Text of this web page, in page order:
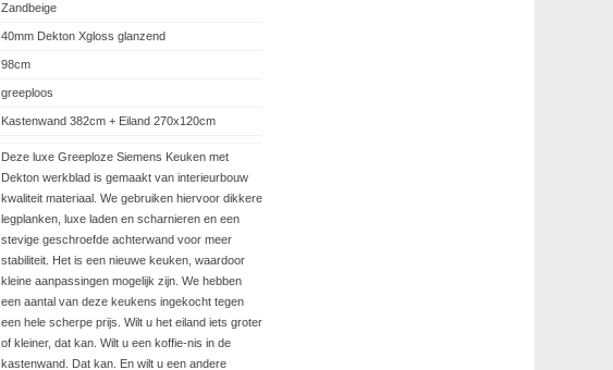
Zandbeige
40mm Dekton Xgloss glanzend
98cm
greeploos
Kastenwand 382cm + Eiland 270x120cm
Deze luxe Greeploze Siemens Keuken met
Dekton werkblad is gemaakt van interieurbouw
kwaliteit materiaal. We gebruiken hiervoor dikkere
legplanken, luxe laden en scharnieren en een
stevige geschroefde achterwand voor meer
stabiliteit. Het is een nieuwe keuken, waardoor
kleine aanpassingen mogelijk zijn. We hebben
een aantal van deze keukens ingekocht tegen
een hele scherpe prijs. Wilt u het eiland iets groter
of kleiner, dat kan. Wilt u een koffie-nis in de
kastenwand. Dat kan. En wilt u een andere